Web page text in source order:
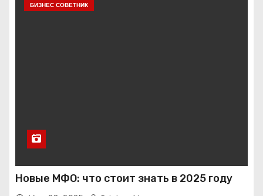
БИЗНЕС СОВЕТНИК
Новые МФО: что стоит знать в 2025 году